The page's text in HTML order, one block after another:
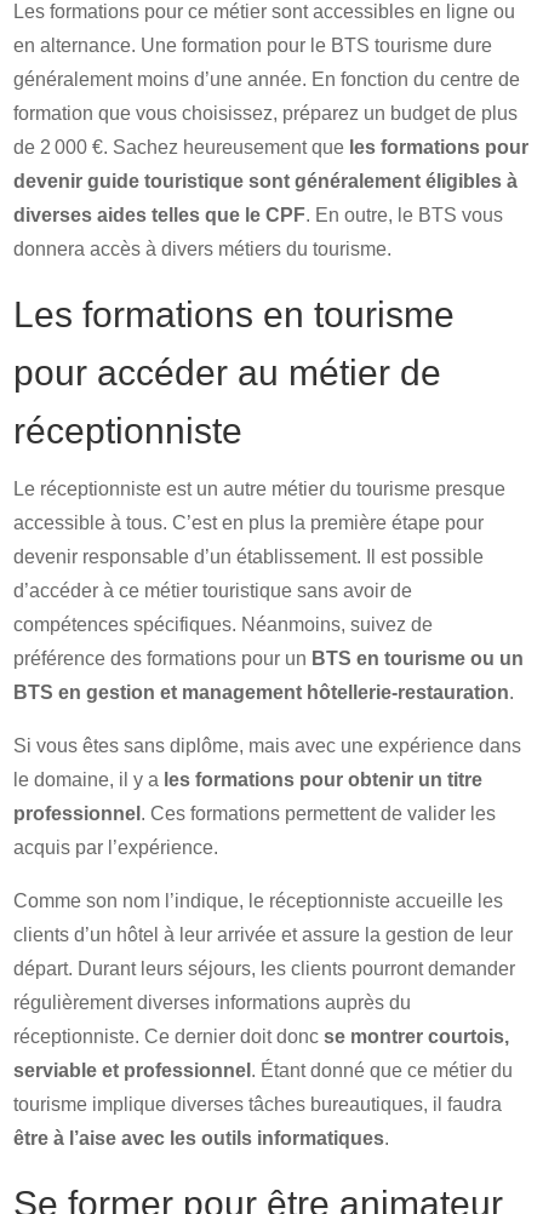
Les formations pour ce métier sont accessibles en ligne ou
en alternance. Une formation pour le BTS tourisme dure
généralement moins d’une année. En fonction du centre de
formation que vous choisissez, préparez un budget de plus
de 2 000 €. Sachez heureusement que les formations pour
devenir guide touristique sont généralement éligibles à
diverses aides telles que le CPF. En outre, le BTS vous
donnera accès à divers métiers du tourisme.
Les formations en tourisme
pour accéder au métier de
réceptionniste
Le réceptionniste est un autre métier du tourisme presque
accessible à tous. C’est en plus la première étape pour
devenir responsable d’un établissement. Il est possible
d’accéder à ce métier touristique sans avoir de
compétences spécifiques. Néanmoins, suivez de
préférence des formations pour un BTS en tourisme ou un
BTS en gestion et management hôtellerie-restauration.
Si vous êtes sans diplôme, mais avec une expérience dans
le domaine, il y a les formations pour obtenir un titre
professionnel . Ces formations permettent de valider les
acquis par l’expérience.
Comme son nom l’indique, le réceptionniste accueille les
clients d’un hôtel à leur arrivée et assure la gestion de leur
départ. Durant leurs séjours, les clients pourront demander
régulièrement diverses informations auprès du
réceptionniste. Ce dernier doit doncse montrer courtois,
serviable et professionnel . Étant donné que ce métier du
tourisme implique diverses tâches bureautiques, il faudra
être à l’aise avec les outils informatiques.
Se former pour être animateur